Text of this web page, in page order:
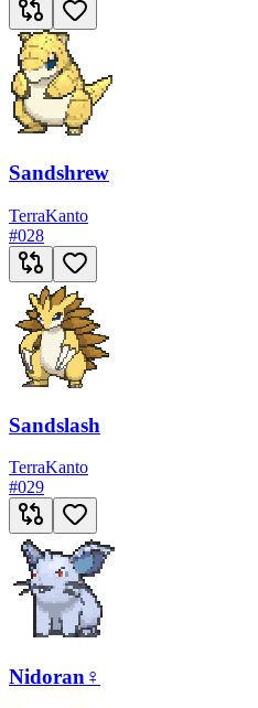
Sandshrew
TerraKanto
#028
Sandslash
TerraKanto
#029
Nidoran♀